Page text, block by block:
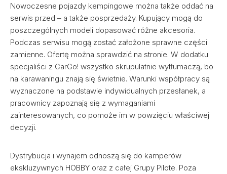
Nowoczesne pojazdy kempingowe można także oddać na
serwis przed – a także posprzedaży. Kupujący mogą do
poszczególnych modeli dopasować różne akcesoria.
Podczas serwisu mogą zostać założone sprawne części
zamienne. Ofertę można sprawdzić na stronie. W dodatku
specjaliści z CarGo! wszystko skrupulatnie wytłumaczą, bo
na karawaningu znają się świetnie. Warunki współpracy są
wyznaczone na podstawie indywidualnych przesłanek, a
pracownicy zapoznają się z wymaganiami
zainteresowanych, co pomoże im w powzięciu właściwej
decyzji.
Dystrybucja i wynajem odnoszą się do kamperów
ekskluzywnych HOBBY oraz z całej Grupy Pilote. Poza